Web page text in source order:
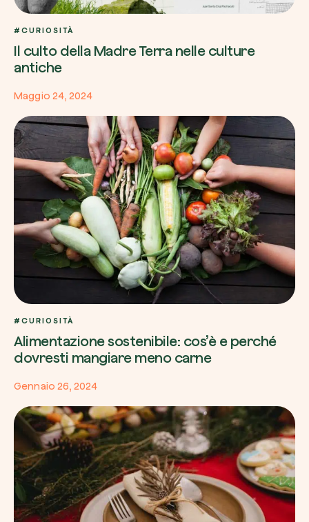
#CURIOSITÀ
Il culto della Madre Terra nelle culture
antiche
Maggio 24, 2024
#CURIOSITÀ
Alimentazione sostenibile: cos’è e perché
dovresti mangiare meno carne
Gennaio 26, 2024